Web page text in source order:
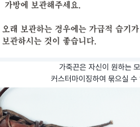
가죽끈은 자신이 원하는
커스터마이징하여 묶으실 수